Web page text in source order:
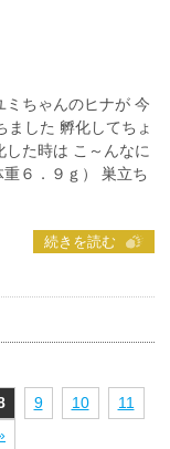
ミちゃんのヒナが 今
ました 孵化してちょ
た時は こ～んなに
６．９ｇ） 巣立ち
続きを読む
9 10
11